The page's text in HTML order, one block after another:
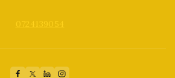
0724139054